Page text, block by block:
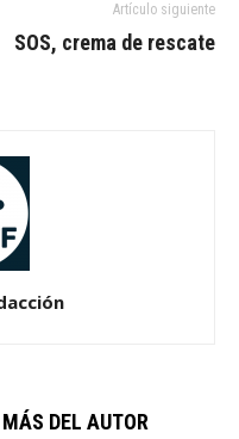
Artículo siguiente
SOS, crema de rescate
MÁS DEL AUTOR